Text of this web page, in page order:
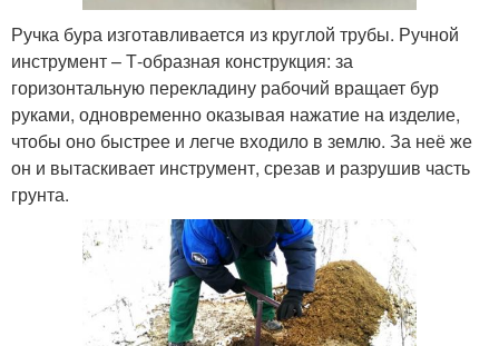
Ручка бура изготавливается из круглой трубы. Ручной
инструмент – Т-образная конструкция: за
горизонтальную перекладину рабочий вращает бур
руками, одновременно оказывая нажатие на изделие,
чтобы оно быстрее и легче входило в землю. За неё же
он и вытаскивает инструмент, срезав и разрушив часть
грунта.